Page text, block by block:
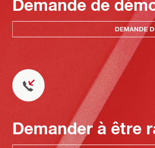
Demande de
DEMANDE
Demander à être